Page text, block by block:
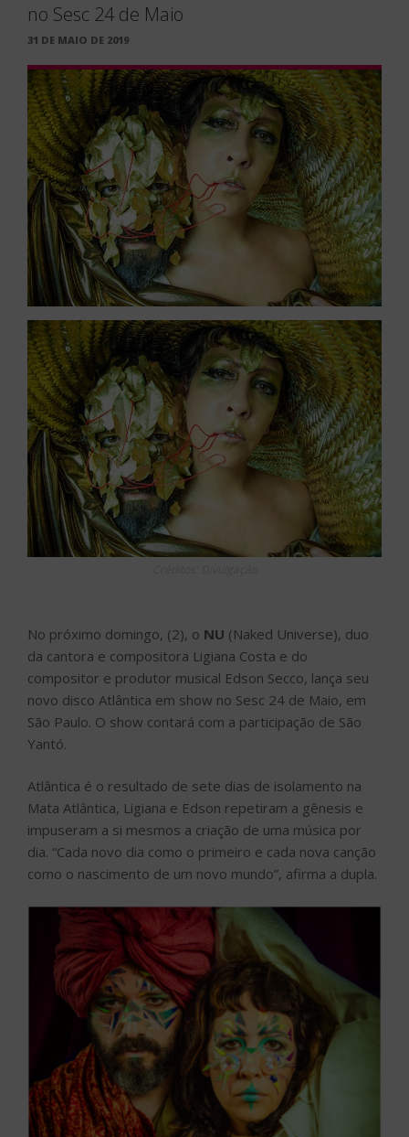
no Sesc 24 de Maio
PUBLICADO
31 DE MAIO DE 2019
No próximo domingo, (2), o NU (Naked Universe), duo
da cantora e compositora Ligiana Costa e do
compositor e produtor musical Edson Secco, lança seu
novo disco Atlântica em show no Sesc 24 de Maio, em
São Paulo. O show contará com a participação de São
Yantó.
Atlântica é o resultado de sete dias de isolamento na
Mata Atlântica, Ligiana e Edson repetiram a gênesis e
impuseram a si mesmos a criação de uma música por
dia. “Cada novo dia como o primeiro e cada nova canção
como o nascimento de um novo mundo”, afirma a dupla.